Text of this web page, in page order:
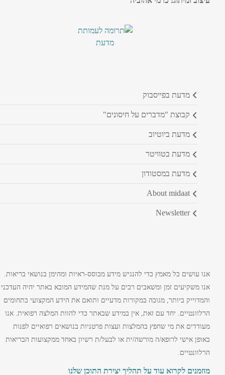
מדעת בפייסבוק
קבוצת "מדברים על חיסונים"
מדעת ביוטיוב
מדעת בטוויטר
מדעת במסטודון
about midaat
newsletter
אנו עושים כל מאמץ כדי להנגיש מידע מבוסס-ראיות ומהימן בנושאי בריאות.
אנו משקיעים זמן ומשאבים רבים על מנת שהמידע המובא באתר יהיה העדכני
והמדוייק ביותר, מגובה במקורות מדעיים ותואם את הידע המקצועי בתחומים
הרלוונטיים. יחד עם זאת, אין במידע שבאתר כדי להוות המלצה רפואית. אנו
מעודדים את מי שחפץ בהמלצות ועצות פרטניות בנושאים רפואיים לפנות
באופן אישי לרופא/ה מורשה/ית או לבעל/ת רשיון באחד ממקצועות הבריאות
הרלוונטיים.
מוזמנים לקרוא עוד על תהליך יצירת התוכן שלנו